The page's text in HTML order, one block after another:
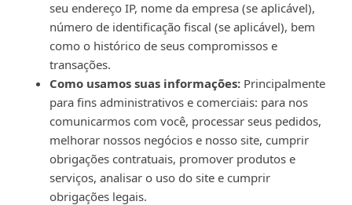
seu endereço IP, nome da empresa (se aplicável),
número de identificação fiscal (se aplicável), bem
como o histórico de seus compromissos e
transações.
Como usamos suas informações:Principalmente
para fins administrativos e comerciais: para nos
comunicarmos com você, processar seus pedidos,
melhorar nossos negócios e nosso site, cumprir
obrigações contratuais, promover produtos e
serviços, analisar o uso do site e cumprir
obrigações legais.